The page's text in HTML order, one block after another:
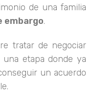
de una familia
embargo.
tratar de negociar
etapa donde ya
un acuerdo